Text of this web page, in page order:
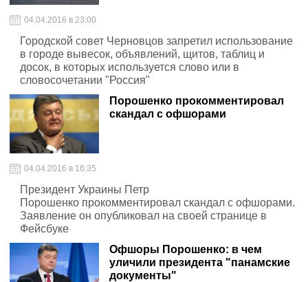
04.04.2016 в 23:00
Городской совет Черновцов запретил использование
в городе вывесок, объявлений, щитов, таблиц и
досок, в которых используется слово или в
словосочетании "Россия"
Порошенко прокомментировал
скандал с офшорами
04.04.2016 в 16:35
Президент Украины Петр
Порошенко прокомментировал скандал с офшорами.
Заявление он опубликовал на своей странице в
Фейсбуке
Офшоры Порошенко: в чем
уличили президента "панамские
документы"